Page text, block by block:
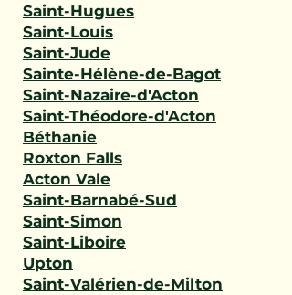
Saint-Hugues
Saint-Louis
Saint-Jude
Sainte-Hélène-de-Bagot
Saint-Nazaire-d'Acton
Saint-Théodore-d'Acton
Béthanie
Roxton Falls
Acton Vale
Saint-Barnabé-Sud
Saint-Simon
Saint-Liboire
Upton
Saint-Valérien-de-Milton